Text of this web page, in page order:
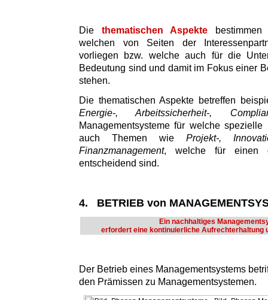
Die thematischen Aspekte bestimmen
welchen von Seiten der
vorliegen bzw. welche auch für die
Bedeutung sind und damit im Fokus einer
stehen.
Die thematischen Aspekte betreffen
Energie-, Arbeitssicherheit-,
Managementsysteme für welche
auch Themen wie Projekt-,
Finanzmanagement, welche für einen
entscheidend sind.
4. BETRIEB von
Ein nachhaltiges
erfordert eine kontinuierliche Aufrechterhaltung
Der Betrieb eines Managementsystems
den Prämissen zu Managementsystemen.